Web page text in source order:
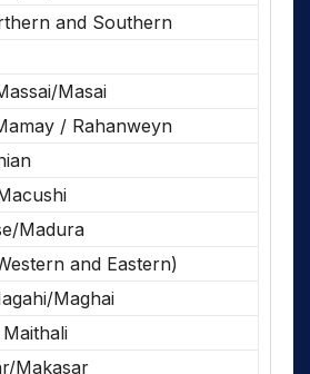
and Southern
Masai
/ Rahanweyn
Madura
and Eastern)
Maghai
Makasar